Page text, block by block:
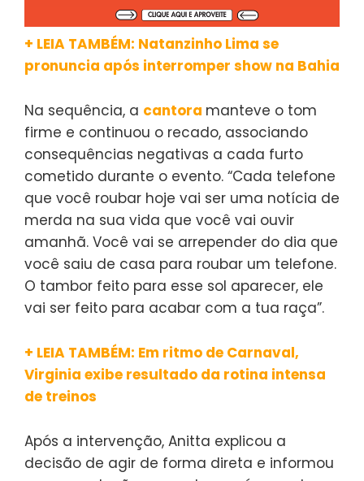
+ LEIA TAMBÉM: Natanzinho Lima se
pronuncia após interromper show na Bahia
Na sequência, a cantora manteve o tom
firme e continuou o recado, associando
consequências negativas a cada furto
cometido durante o evento. “Cada telefone
que você roubar hoje vai ser uma notícia de
merda na sua vida que você vai ouvir
amanhã. Você vai se arrepender do dia que
você saiu de casa para roubar um telefone.
O tambor feito para esse sol aparecer, ele
vai ser feito para acabar com a tua raça”.
+ LEIA TAMBÉM: Em ritmo de Carnaval,
Virginia exibe resultado da rotina intensa
de treinos
Após a intervenção, Anitta explicou a
decisão de agir de forma direta e informou